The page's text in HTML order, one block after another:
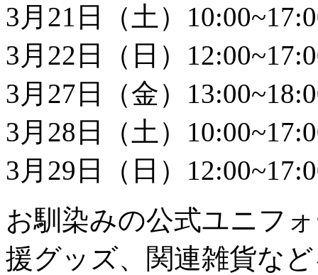
3月21日（土）
3月22日（日）
3月27日（金）
3月28日（土）
3月29日（日）
お馴染みの公式ユニフ
援グッズ、関連雑貨な